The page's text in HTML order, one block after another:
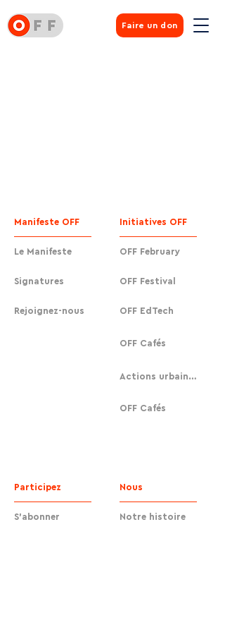
Faire un don
Manifeste OFF
Le Manifeste
Signatures
Rejoignez-nous
Initiatives OFF
OFF February
OFF Festival
OFF EdTech
OFF Cafés
Actions urbaines
OFF Cafés
Participez
S'abonner
Nous
Notre histoire